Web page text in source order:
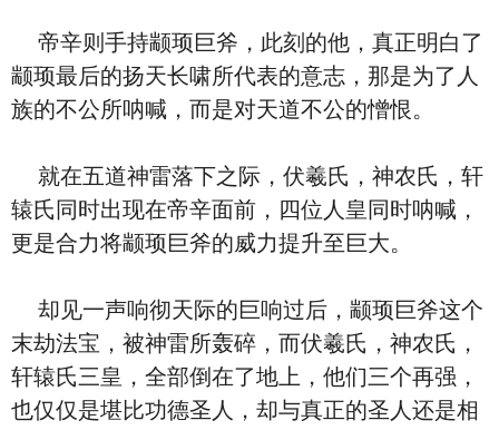
帝辛则手持颛顼巨斧，此刻的他，真正明白了
颛顼最后的扬天长啸所代表的意志，那是为了人
族的不公所呐喊，而是对天道不公的憎恨。
就在五道神雷落下之际，伏羲氏，神农氏，轩
辕氏同时出现在帝辛面前，四位人皇同时呐喊，
更是合力将颛顼巨斧的威力提升至巨大。
却见一声响彻天际的巨响过后，颛顼巨斧这个
末劫法宝，被神雷所轰碎，而伏羲氏，神农氏，
轩辕氏三皇，全部倒在了地上，他们三个再强，
也仅仅是堪比功德圣人，却与真正的圣人还是相